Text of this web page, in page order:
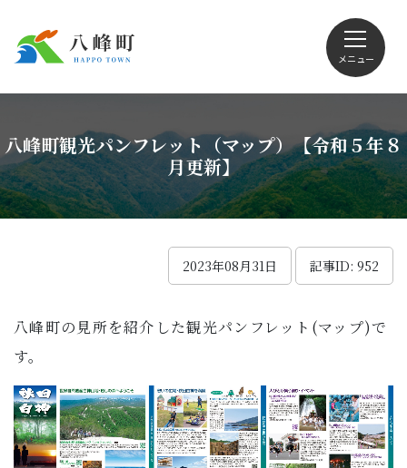
メニュー
Foreign language
子育て・教育
八峰町観光パンフレット（マップ）【令和５年８
月更新】
2023年08月31日 記事ID: 952
八峰町の見所を紹介した観光パンフレット(マップ)で
す。